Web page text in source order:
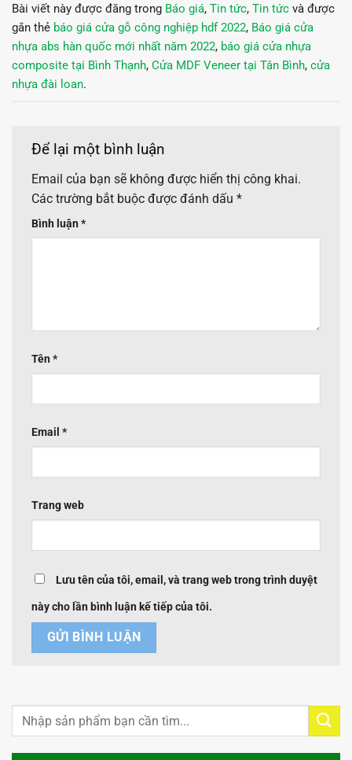
Bài viết này được đăng trong Báo giá, Tin tức, Tin tức và được
gắn thẻ báo giá cửa gỗ công nghiệp hdf 2022, Báo giá cửa
nhựa abs hàn quốc mới nhất năm 2022, báo giá cửa nhựa
composite tại Bình Thạnh, Cửa MDF Veneer tại Tân Bình, cửa
nhựa đài loan.
Để lại một bình luận
Email của bạn sẽ không được hiển thị công khai.
Các trường bắt buộc được đánh dấu *
Bình luận *
Tên *
Email *
Trang web
Lưu tên của tôi, email, và trang web trong trình duyệt
này cho lần bình luận kế tiếp của tôi.